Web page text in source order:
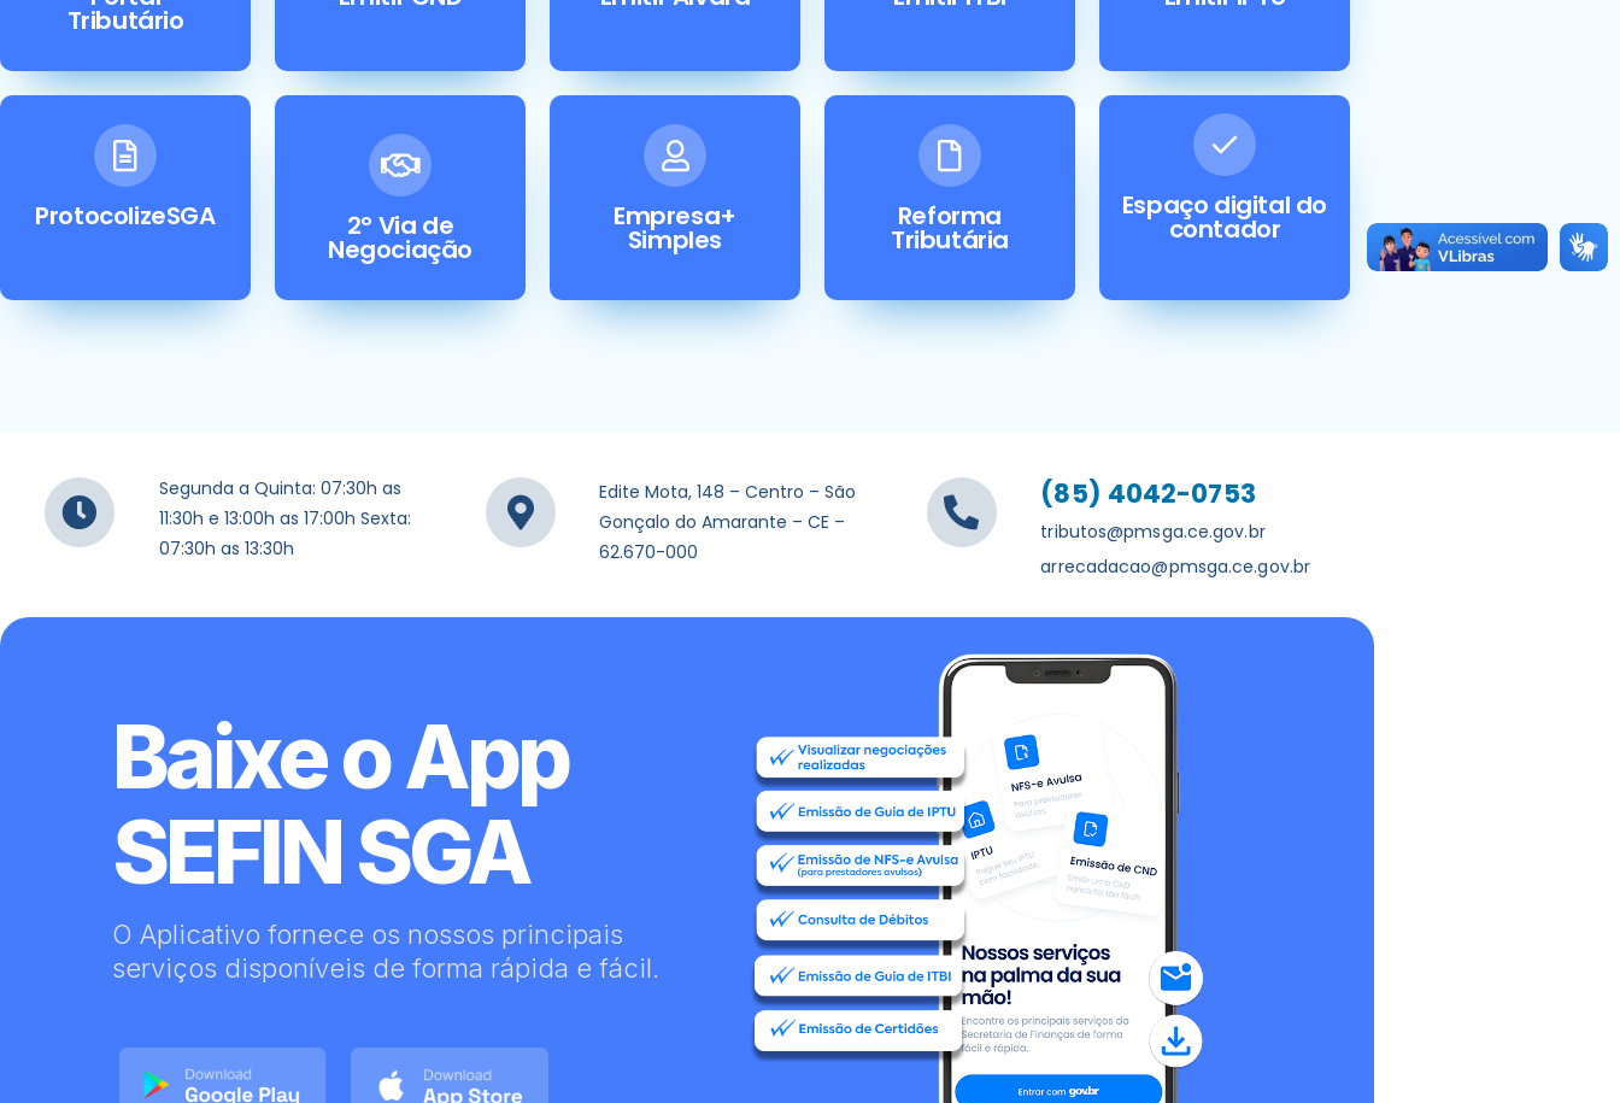
Tributário
ProtocolizeSGA 2° Via de
Negociação
Empresa+
Simples
Reforma
Tributária
Espaço digital do
contador
Segunda a Quinta: 07:30h as
11:30h e 13:00h as 17:00h Sexta:
07:30h as 13:30h
Edite Mota, 148 – Centro – São
Gonçalo do Amarante – CE –
62.670-000
(85) 4042-0753
tributos@pmsga.ce.gov.br
arrecadacao@pmsga.ce.gov.br
Baixe o App
SEFIN SGA
O Aplicativo fornece os nossos principais
serviços disponíveis de forma rápida e fácil.